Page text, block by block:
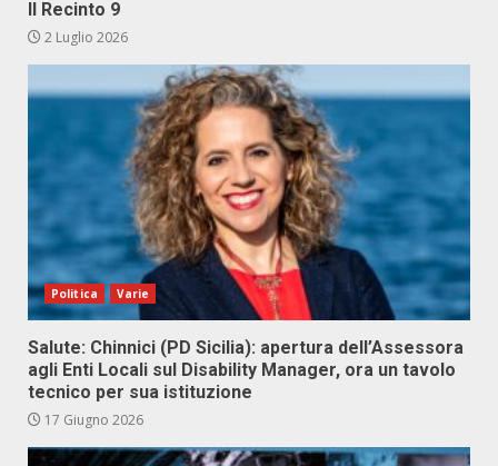
Il Recinto 9
2 Luglio 2026
Politica Varie
Salute: Chinnici (PD Sicilia): apertura dell’Assessora
agli Enti Locali sul Disability Manager, ora un tavolo
tecnico per sua istituzione
17 Giugno 2026